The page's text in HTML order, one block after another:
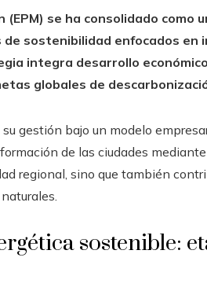
(EPM) se ha consolidado
sostenibilidad enfocados
integra desarrollo
globales de
gestión bajo un modelo
de las ciudades
regional, sino que también
sostenible: